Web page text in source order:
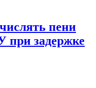
пени
при задержке